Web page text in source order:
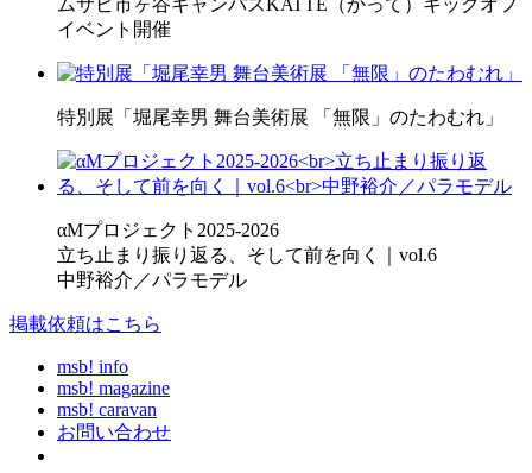
ムサビ市ヶ谷キャンパスKATTE（かって）キックオフ
イベント開催
特別展「堀尾幸男 舞台美術展 「無限」のたわむれ」
αMプロジェクト2025-2026
立ち止まり振り返る、そして前を向く｜vol.6
中野裕介／パラモデル
掲載依頼はこちら
msb! info
msb! magazine
msb! caravan
お問い合わせ